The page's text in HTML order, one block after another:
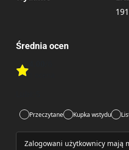
191
Średnia ocen
Rate this item:
Przeczytane Kupka wstydu
Zalogowani użytkownicy mają